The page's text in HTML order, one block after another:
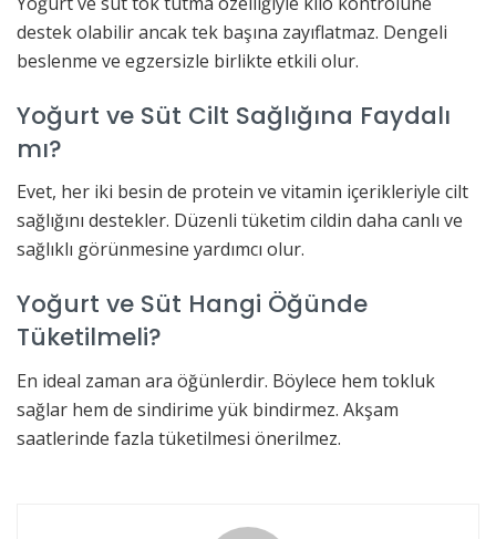
destek olabilir ancak tek başına zayıflatmaz. Dengeli
beslenme ve egzersizle birlikte etkili olur.
Yoğurt ve Süt Cilt Sağlığına Faydalı
mı?
Evet, her iki besin de protein ve vitamin içerikleriyle cilt
sağlığını destekler. Düzenli tüketim cildin daha canlı ve
sağlıklı görünmesine yardımcı olur.
Yoğurt ve Süt Hangi Öğünde
Tüketilmeli?
En ideal zaman ara öğünlerdir. Böylece hem tokluk
sağlar hem de sindirime yük bindirmez. Akşam
saatlerinde fazla tüketilmesi önerilmez.